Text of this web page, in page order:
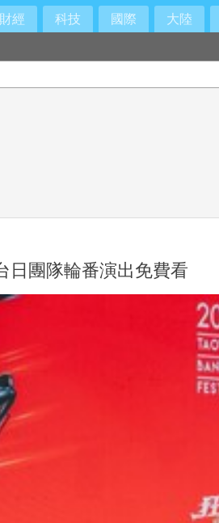
財經 科技 國際 大陸
日團隊輪番演出免費看